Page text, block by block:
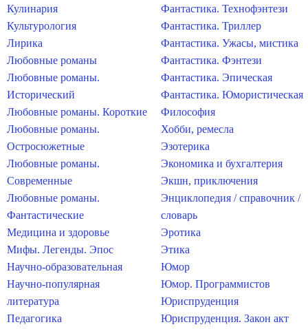
Кулинария
Культурология
Лирика
Любовные романы
Любовные романы.
Исторический
Любовные романы. Короткие
Любовные романы.
Остросюжетные
Любовные романы.
Современные
Любовные романы.
Фантастические
Медицина и здоровье
Мифы. Легенды. Эпос
Научно-образовательная
Научно-популярная
литература
Педагогика
Фантастика. Технофэнтези
Фантастика. Триллер
Фантастика. Ужасы, мистика
Фантастика. Фэнтези
Фантастика. Эпическая
Фантастика. Юмористическая
Философия
Хобби, ремесла
Эзотерика
Экономика и бухгалтерия
Экшн, приключения
Энциклопедия / справочник /
словарь
Эротика
Этика
Юмор
Юмор. Программистов
Юриспруденция
Юриспруденция. Закон акт